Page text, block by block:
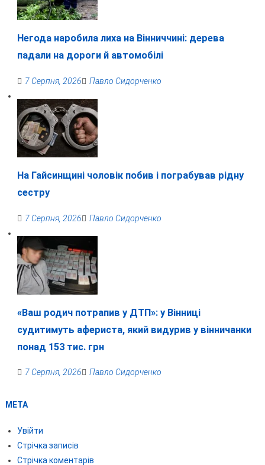
Негода наробила лиха на Вінниччині: дерева
падали на дороги й автомобілі
7 Серпня, 2026 Павло Сидорченко
На Гайсинщині чоловік побив і пограбував рідну
сестру
7 Серпня, 2026 Павло Сидорченко
«Ваш родич потрапив у ДТП»: у Вінниці
судитимуть афериста, який видурив у вінничанки
понад 153 тис. грн
7 Серпня, 2026 Павло Сидорченко
МЕТА
Увійти
Стрічка записів
Стрічка коментарів